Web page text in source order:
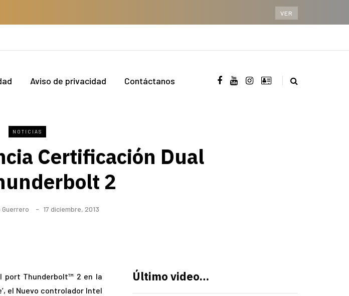
VER
Aviso de privacidad Contáctanos
NOTICIAS
Certificación Dual
2
Guerrero 17 diciembre, 2013
port Thunderbolt™ 2 en la
el Nuevo controlador Intel
Último video…